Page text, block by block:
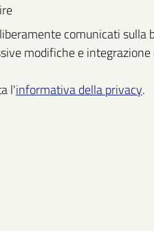
comunicati
modifiche e
l'informativa della privacy.